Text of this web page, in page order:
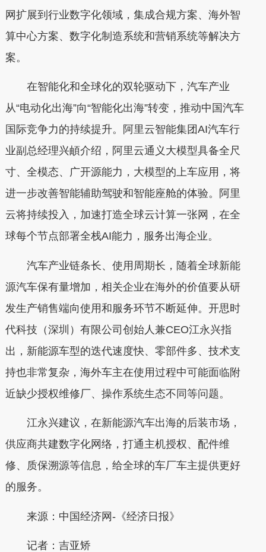
网扩展到行业数字化领域，集成合规方案、海外智
算中心方案、数字化制造系统和营销系统等解决方
案。
在智能化和全球化的双轮驱动下，汽车产业
从“电动化出海”向“智能化出海”转变，推动中国汽车
国际竞争力的持续提升。阿里云智能集团AI汽车行
业副总经理兴頔介绍，阿里云通义大模型具备全尺
寸、全模态、广开源能力，大模型的上车应用，将
进一步改善智能辅助驾驶和智能座舱的体验。阿里
云将持续投入，加速打造全球云计算一张网，在全
球每个节点部署全栈AI能力，服务出海企业。
汽车产业链条长、使用周期长，随着全球新能
源汽车保有量增加，相关企业在海外的价值要从研
发生产销售端向使用和服务环节不断延伸。开思时
代科技（深圳）有限公司创始人兼CEO江永兴指
出，新能源车型的迭代速度快、零部件多、技术支
持也非常复杂，海外车主在使用过程中可能面临附
近缺少授权维修厂、操作系统生态不同等问题。
江永兴建议，在新能源汽车出海的后装市场，
供应商共建数字化网络，打通主机授权、配件维
修、质保溯源等信息，给全球的车厂车主提供更好
的服务。
来源：中国经济网-《经济日报》
记者： 吉亚矫